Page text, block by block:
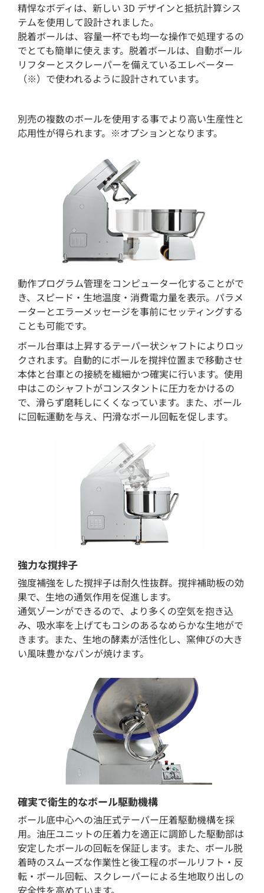
精悍なボディは、新しい 3D デザインと抵抗計算シス
テムを使用して設計されました。
脱着ボールは、容量一杯でも均一な操作で処理するの
でとても簡単に使えます。脱着ボールは、自動ボール
リフターとスクレーパーを備えているエレベーター
（※）で使われるように設計されています。
別売の複数のボールを使用する事でより高い生産性と
応用性が得られます。※オプションとなります。
動作プログラム管理をコンピューター化することがで
き、スピード・生地温度・消費電力量を表示。パラメ
ーターとエラーメッセージを事前にセッティングする
ことも可能です。
ボール台車は上昇するテーパー状シャフトによりロッ
クされます。自動的にボールを撹拌位置まで移動させ
本体と台車との接続を繊細かつ確実に行います。使用
中はこのシャフトがコンスタントに圧力をかけるの
で、滑らず磨耗しにくくなっています。また、ボール
に回転運動を与え、円滑なボール回転を促します。
強力な撹拌子
強度補強をした撹拌子は耐久性抜群。撹拌補助板の効
果で、生地の通気作用を促進します。
通気ゾーンができるので、より多くの空気を抱き込
み、吸水率を上げてもコシのあるなめらかな生地がで
きます。また、生地の酵素が活性化し、窯伸びの大き
い風味豊かなパンが焼けます。
確実で衛生的なボール駆動機構
ボール底中心への油圧式テーパー圧着駆動機構を採
用。油圧ユニットの圧着力を適正に調節した駆動部は
安定したボールの回転を保証します。また、ボール脱
着時のスムーズな作業性と後工程のボールリフト・反
転・ボール回転、スクレーパーによる生地取り出しの